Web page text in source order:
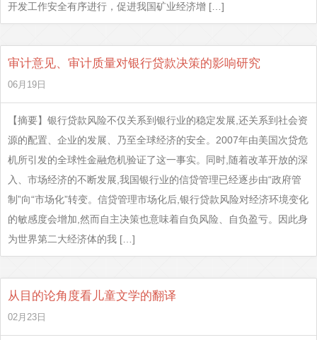
开发工作安全有序进行，促进我国矿业经济增 […]
审计意见、审计质量对银行贷款决策的影响研究
06月19日
【摘要】银行贷款风险不仅关系到银行业的稳定发展,还关系到社会资
源的配置、企业的发展、乃至全球经济的安全。2007年由美国次贷危
机所引发的全球性金融危机验证了这一事实。同时,随着改革开放的深
入、市场经济的不断发展,我国银行业的信贷管理已经逐步由“政府管
制”向“市场化”转变。信贷管理市场化后,银行贷款风险对经济环境变化
的敏感度会增加,然而自主决策也意味着自负风险、自负盈亏。因此身
为世界第二大经济体的我 […]
从目的论角度看儿童文学的翻译
02月23日